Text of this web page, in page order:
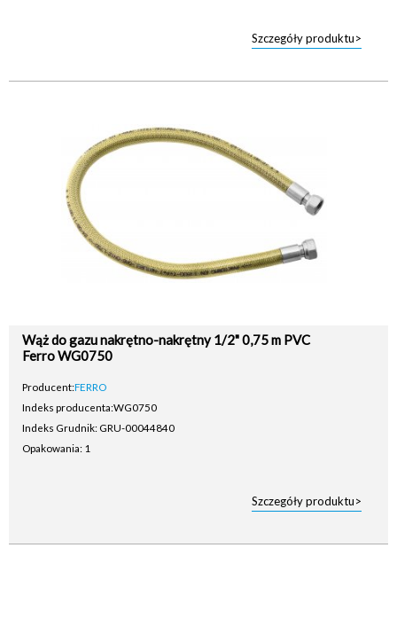
Szczegóły produktu>
Wąż do gazu nakrętno-nakrętny 1/2" 0,75 m PVC
Ferro WG0750
Producent:FERRO
Indeks producenta:WG0750
Indeks Grudnik: GRU-00044840
Opakowania: 1
Szczegóły produktu>